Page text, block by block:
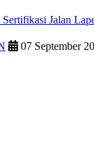
Jalan
07 September